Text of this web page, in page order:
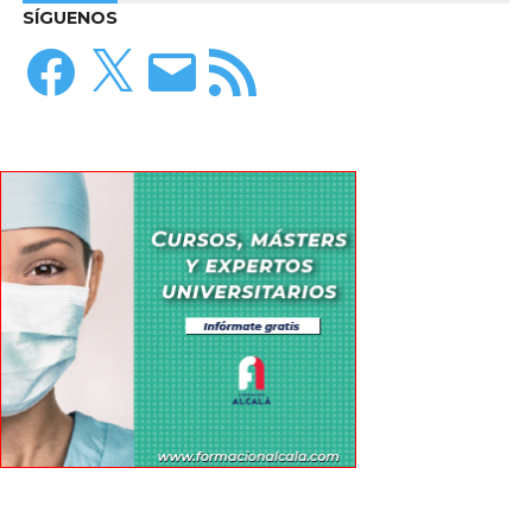
SÍGUENOS
Facebook
X
Correo
electrónico
Feed
RSS